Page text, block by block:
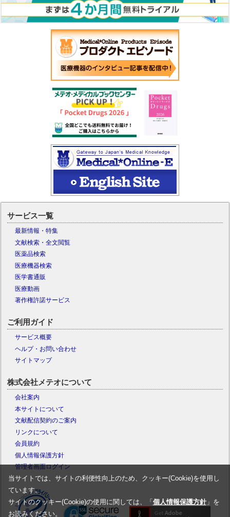
サービス一覧
最新情報・特集
文献検索・全文閲覧
医薬品検索
医療機器検索
医学書通販
医療動画
著作権許諾サービス
ご利用ガイド
サービス概要
ヘルプ・お問い合わせ
サイトマップ
株式会社メテオについて
会社案内
本サイトについて
文献配信契約のご案内
リンクについて
会員規約
個人情報保護方針
管理者画面ログイン
当サイトでは、サイトの利便性向上のため、クッキー(Cookie)を使用し
ています。
サイトのクッキー(Cookie)の使用に関しては、「 個人情報保護方針」を
お読みください。